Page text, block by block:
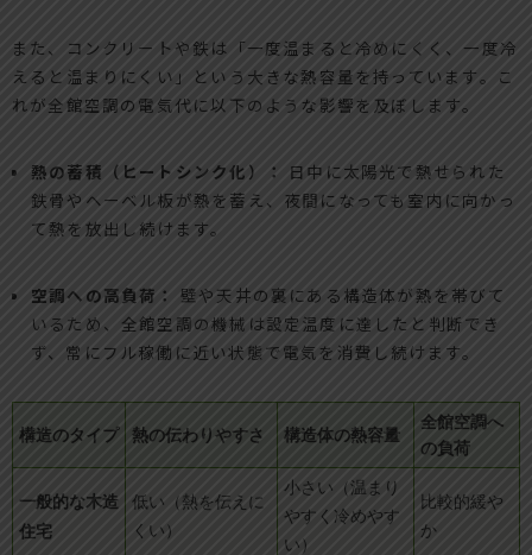
また、コンクリートや鉄は「一度温まると冷めにくく、一度冷
えると温まりにくい」という大きな熱容量を持っています。こ
れが全館空調の電気代に以下のような影響を及ぼします。
熱の蓄積（ヒートシンク化）：
日中に太陽光で熱せられた
鉄骨やヘーベル板が熱を蓄え、夜間になっても室内に向かっ
て熱を放出し続けます。
空調への高負荷： 壁や天井の裏にある構造体が熱を帯びて
いるため、全館空調の機械は設定温度に達したと判断でき
ず、常にフル稼働に近い状態で電気を消費し続けます。
構造のタイプ 熱の伝わりやすさ 構造体の熱容量
全館空調へ
の負荷
一般的な木造
住宅
低い（熱を伝えに
くい）
小さい（温まり
やすく冷めやす
い）
比較的緩や
か